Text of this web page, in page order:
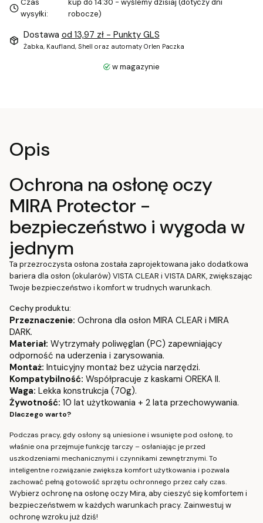
wysyłki:
robocze)
Dostawa od 13,97 zł - Punkty GLS
Żabka, Kaufland, Shell oraz automaty Orlen Paczka
w magazynie
Opis
Ochrona na osłonę oczy
MIRA Protector -
bezpieczeństwo i wygoda w
jednym
Ta przezroczysta osłona została zaprojektowana jako dodatkowa
bariera dla osłon (okularów) VISTA CLEAR i VISTA DARK, zwiększając
Twoje bezpieczeństwo i komfort w trudnych warunkach.
Cechy produktu:
Przeznaczenie: Ochrona dla osłon MIRA CLEAR i MIRA
DARK.
Materiał: Wytrzymały poliwęglan (PC) zapewniający
odporność na uderzenia i zarysowania.
Montaż: Intuicyjny montaż bez użycia narzędzi.
Kompatybilność: Współpracuje z kaskami OREKA II.
Waga: Lekka konstrukcja (70g).
Żywotność: 10 lat użytkowania + 2 lata przechowywania.
Dlaczego warto?
Podczas pracy, gdy osłony są uniesione i wsunięte pod osłonę, to
właśnie ona przejmuje funkcję tarczy – osłaniając je przed
uszkodzeniami mechanicznymi i czynnikami zewnętrznymi. To
inteligentne rozwiązanie zwiększa komfort użytkowania i pozwala
zachować pełną gotowość sprzętu ochronnego przez cały czas.
Wybierz ochronę na osłonę oczy Mira, aby cieszyć się komfortem i
bezpieczeństwem w każdych warunkach pracy. Zainwestuj w
ochronę wzroku już dziś!